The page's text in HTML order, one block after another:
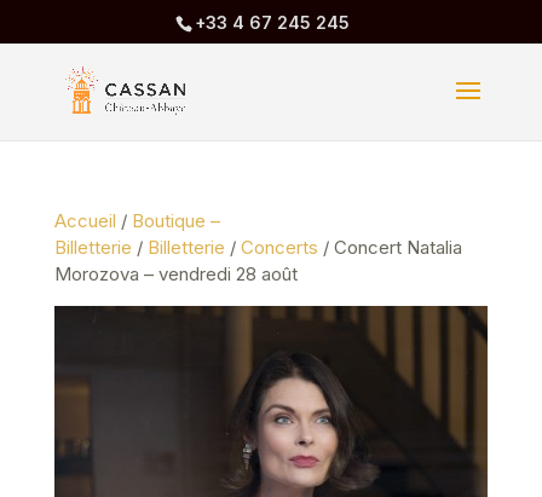
+33 4 67 245 245
Accueil / Boutique –
Billetterie / Billetterie / Concerts / Concert Natalia
Morozova – vendredi 28 août